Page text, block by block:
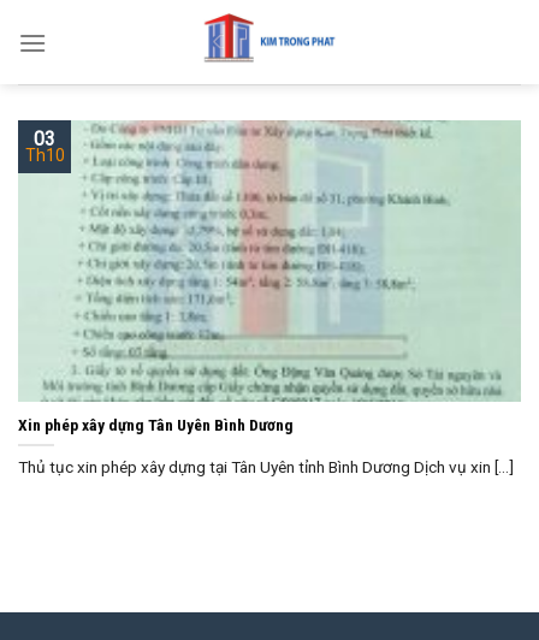
Xin phép xây dựng Tân Uyên Bình Dương
Thủ tục xin phép xây dựng tại Tân Uyên tỉnh Bình Dương Dịch vụ xin [...]
03
Th10